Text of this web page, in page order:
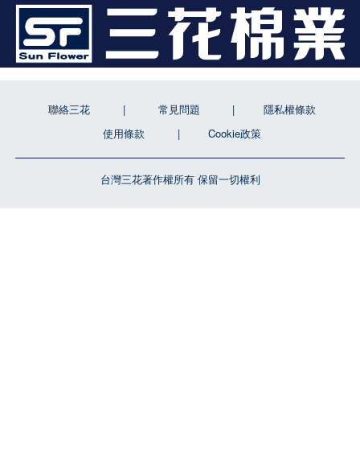
台灣三花著作權所有 保留一切權利
聯絡三花 常見問題
隱私權條款
使用條款
Cookie政策